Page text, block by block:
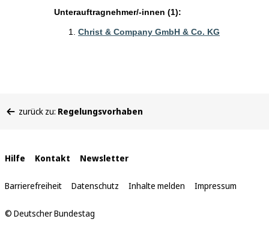
Unterauftragnehmer/-innen (1):
Christ & Company GmbH & Co. KG
befinden
zurück zu: Regelungsvorhaben
Interne
Links
Hilfe Kontakt Newsletter
Barrierefreiheit Datenschutz Inhalte melden Impressum
© Deutscher Bundestag